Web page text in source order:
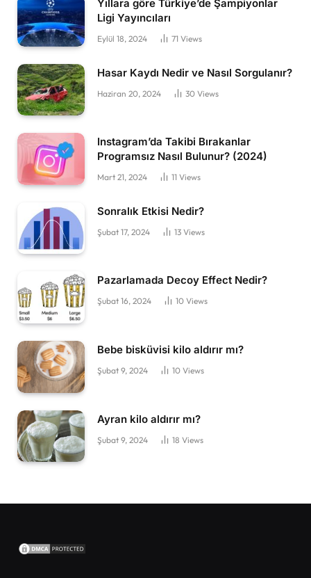
Yıllara göre Türkiye’de Şampiyonlar
Ligi Yayıncıları
Eylül 18, 2024 71 Views
Hasar Kaydı Nedir ve Nasıl Sorgulanır?
Haziran 20, 2024 30 Views
Instagram’da Takibi Bırakanlar
Programsız Nasıl Bulunur? (2024)
Mart 21, 2024 11 Views
Sonralık Etkisi Nedir?
Şubat 17, 2024 13 Views
Pazarlamada Decoy Effect Nedir?
Şubat 16, 2024 10 Views
Bebe bisküvisi kilo aldırır mı?
Şubat 9, 2024 10 Views
Ayran kilo aldırır mı?
Şubat 9, 2024 18 Views